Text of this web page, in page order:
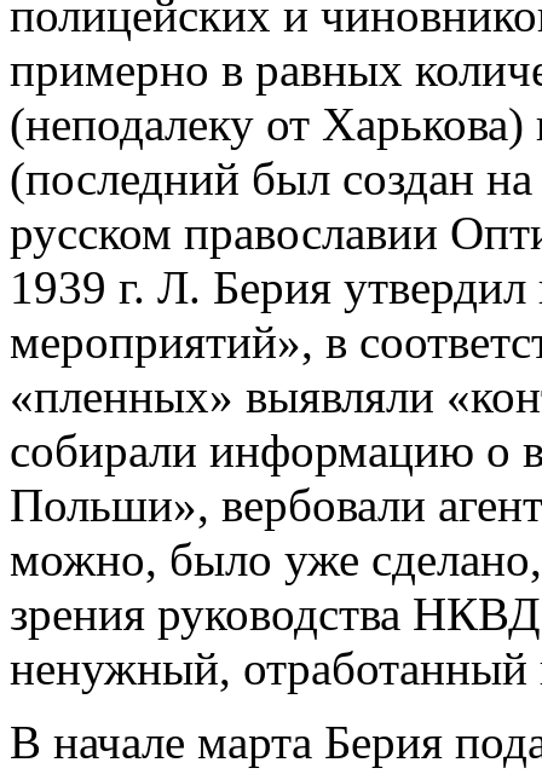
полицейских и
примерно в равных
(неподалеку от Харькова)
(последний был создан
русском православии
1939 г. Л. Берия
мероприятий», в
«пленных» выявляли
собирали информацию о
Польши», вербовали
можно, было уже
зрения руководства
ненужный,
В начале марта Берия